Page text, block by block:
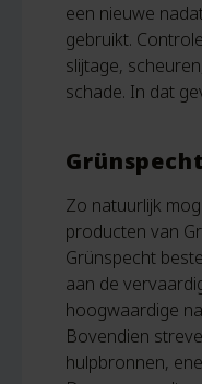
een nieuwe
gebruikt.
slijtage,
schade. In dat
Grünspecht
Zo natuurlijk
producten van
Grünspecht
aan de
hoogwaardige
Bovendien
hulpbronnen,